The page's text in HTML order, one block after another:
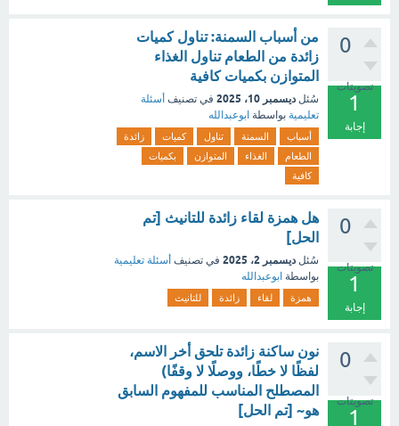
0
تصويتات
1
إجابة
من أسباب السمنة: تناول كميات
زائدة من الطعام تناول الغذاء
المتوازن بكميات كافية
سُئل ديسمبر 10، 2025 في تصنيف أسئلة
تعليمية بواسطة ابوعبدالله
أسباب السمنة تناول كميات
زائدة
الطعام
الغذاء المتوازن
بكميات
كافية
0
تصويتات
1
إجابة
هل همزة لقاء زائدة للتانيث [تم
الحل]
سُئل ديسمبر 2، 2025 في تصنيف أسئلة تعليمية
بواسطة ابوعبدالله
همزة لقاء زائدة للتانيث
0
تصويتات
1
نون ساكنة زائدة تلحق أخر الاسم،
لفظًا لا خطًا، ووصلًا لا وقفًا)
المصطلح المناسب للمفهوم السابق
هو~ [تم الحل]